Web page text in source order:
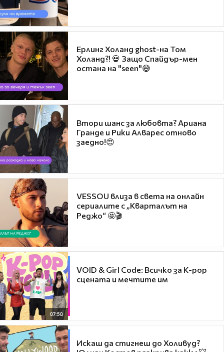
Ерлинг Холанд ghost-на Том
Холанд?! 💀 Защо Спайдър-мен
остана на "seen"😅
Втори шанс за любовта? Ариана
Гранде и Рики Алварес отново
заедно!😍
VESSOU влиза в света на онлайн
сериалите с „Кварталът на
Реджо“ 🤩🎬
07:50
VOID & Girl Code: Всичко за K-pop
сцената и мечтите им
Искаш да стигнеш до Холивуд?